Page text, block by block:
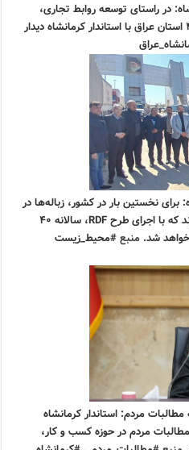
در راستای توسعه روابط تجاری،
روسا و اعضای اتاق‌های بازرگانی ۴ استان عراق با استاندار کرمانشاه دیدار
برای نخستین بار در کشور، زباله‌ها در
کرمانشاه به سوخت تبدیل می‌شوند که با اجرای طرح RDF، سالانه ۴۰
خواهد شد.منبع#محیط_زیست
مطالبات مردم: استاندار کرمانشاه
مردم در حوزه کسب و کار،